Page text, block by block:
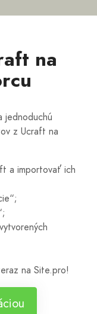
na
jednoduchú
z Ucraft na
a importovať ich
na Site.pro!